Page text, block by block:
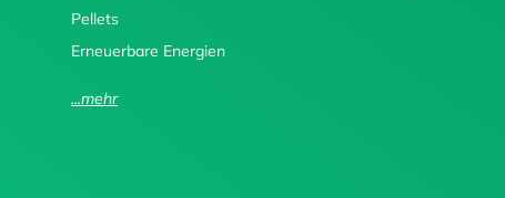
Pellets
Erneuerbare Energien
...mehr